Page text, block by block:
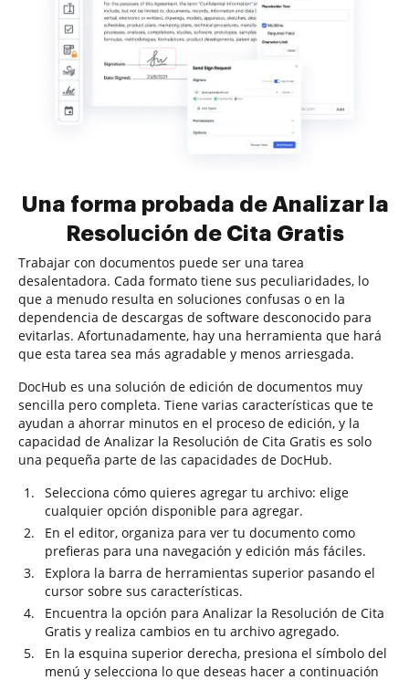
Una forma probada de Analizar la
Resolución de Cita Gratis
Trabajar con documentos puede ser una tarea
desalentadora. Cada formato tiene sus peculiaridades, lo
que a menudo resulta en soluciones confusas o en la
dependencia de descargas de software desconocido para
evitarlas. Afortunadamente, hay una herramienta que hará
que esta tarea sea más agradable y menos arriesgada.
DocHub es una solución de edición de documentos muy
sencilla pero completa. Tiene varias características que te
ayudan a ahorrar minutos en el proceso de edición, y la
capacidad de Analizar la Resolución de Cita Gratis es solo
una pequeña parte de las capacidades de DocHub.
Selecciona cómo quieres agregar tu archivo: elige
cualquier opción disponible para agregar.
En el editor, organiza para ver tu documento como
prefieras para una navegación y edición más fáciles.
Explora la barra de herramientas superior pasando el
cursor sobre sus características.
Encuentra la opción para Analizar la Resolución de Cita
Gratis y realiza cambios en tu archivo agregado.
En la esquina superior derecha, presiona el símbolo del
menú y selecciona lo que deseas hacer a continuación